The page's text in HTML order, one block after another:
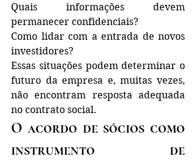
Quais informações devem
permanecer confidenciais?
Como lidar com a entrada de novos
investidores?
Essas situações podem determinar o
futuro da empresa e, muitas vezes,
não encontram resposta adequada
no contrato social.
O acordo de sócios como
instrumento de